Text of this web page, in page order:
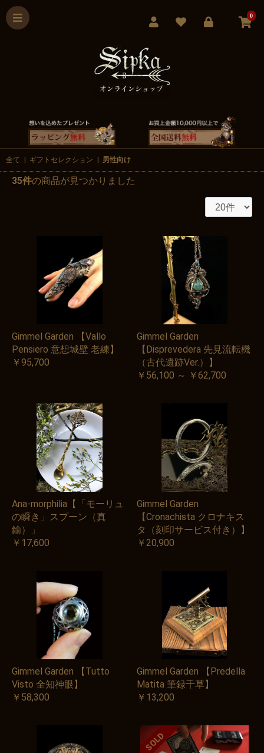
0
全て | ギフトセレクション | 男性向け
35件の商品が見つかりました
Gimmel Garden 【Vallo
Pensiero 意想城壁 老練】
￥95,700
Gimmel Garden
【Disprevedera 先見流転機
（古代遺跡Ver.）】
￥56,100 ～ ￥62,700
Ana-morphilia【「モーリュ
の瞬き」スプーン（真
鍮）」
￥17,600
Gimmel Garden
【Cronachista クロナキス
タ（刻印サービス付き）】
￥20,900
Gimmel Garden 【Tutto
Visto 全知神眼】
￥58,300
Gimmel Garden 【Predella
Matita 筆録千草】
￥13,200
SOLD